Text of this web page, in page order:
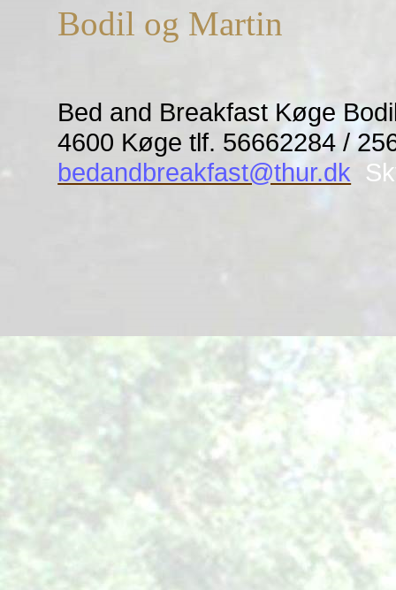
Bodil og Martin
Bed and Breakfast Køge
4600 Køgetlf. 56662284 /
bedandbreakfast@thur.dk